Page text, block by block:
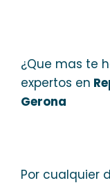
¿Que mas te
expertos en
Gerona
Por cualquier